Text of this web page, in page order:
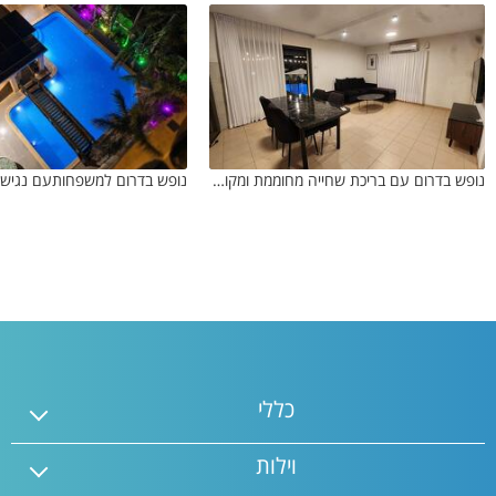
נופש בדרום עם בריכת שחייה מחוממת ומקורה לימי הולדת
כללי
וילות